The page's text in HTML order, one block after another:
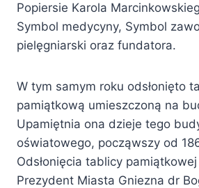
Popiersie Karola
Symbol medycyny, Symbol
pielęgniarski oraz fundatora.
W tym samym roku odsłonięto
pamiątkową umieszczoną na
Upamiętnia ona dzieje tego
oświatowego, począwszy od
Odsłonięcia tablicy pamiątkowej
Prezydent Miasta Gniezna dr